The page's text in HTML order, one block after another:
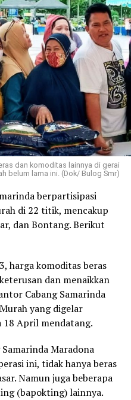
dan komoditas lainnya di gerai
belum lama ini. (Dok/ Bulog Smr)
berpartisipasi
di 22 titik, mencakup
dan Bontang. Berikut
harga komoditas beras
dan menaikkan
Cabang Samarinda
yang digelar
April mendatang.
Maradona
ini, tidak hanya beras
Namun juga beberapa
(bapokting) lainnya.